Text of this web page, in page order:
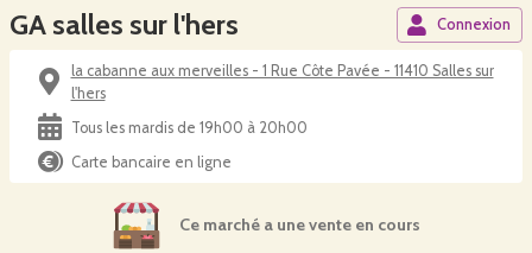
GA salles sur l'hers Connexion
la cabanne aux merveilles - 1 Rue Côte Pavée - 11410 Salles sur
l'hers
Tous les mardis de 19h00 à 20h00
Carte bancaire en ligne
Ce marché a une vente en cours